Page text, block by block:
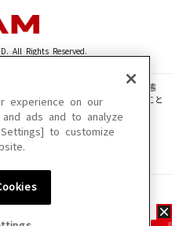
All Rights Reserved.
・写真・動画・音声等を、手段や形態
で複製、転載、ファイル化などすること
だけない場合があります。
になる場合があります。
experience on our
ads and to analyze
to customize